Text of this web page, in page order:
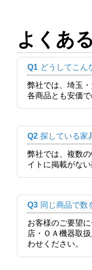
よくあ
Q1 どうしてこん
弊社では、埼玉
各商品とも安価
Q2 探している家
弊社では、複数
イトに掲載がな
Q3 同じ商品で数
お客様のご要望
店・ＯＡ機器取
わせください。